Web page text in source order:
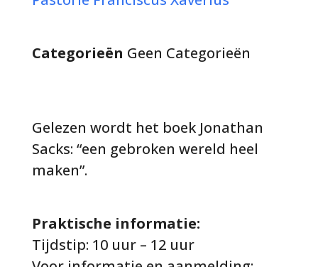
Categorieën Geen Categorieën
Gelezen wordt het boek Jonathan
Sacks: “een gebroken wereld heel
maken”.
Praktische informatie:
Tijdstip: 10 uur – 12 uur